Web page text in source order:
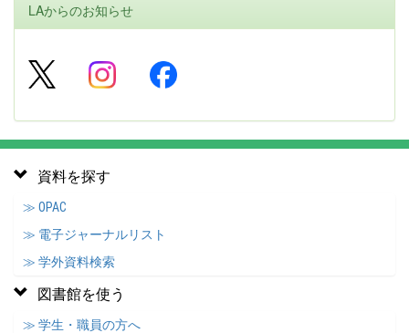
LAからのお知らせ
資料を探す
≫ OPAC
≫ 電子ジャーナルリスト
≫ 学外資料検索
図書館を使う
≫ 学生・職員の方へ